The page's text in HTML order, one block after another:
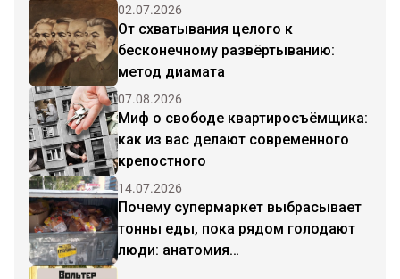
02.07.2026
От схватывания целого к
бесконечному развёртыванию:
метод диамата
07.08.2026
Миф о свободе квартиросъёмщика:
как из вас делают современного
крепостного
14.07.2026
Почему супермаркет выбрасывает
тонны еды, пока рядом голодают
люди: анатомия